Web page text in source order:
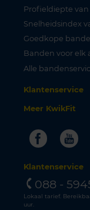
Profieldiepte
Snelheidsindex
Goedkope
Banden voor elk
Alle
Klantenservice
Meer KwikFit
Klantenservice
088 -
Lokaal tarief.
uur.